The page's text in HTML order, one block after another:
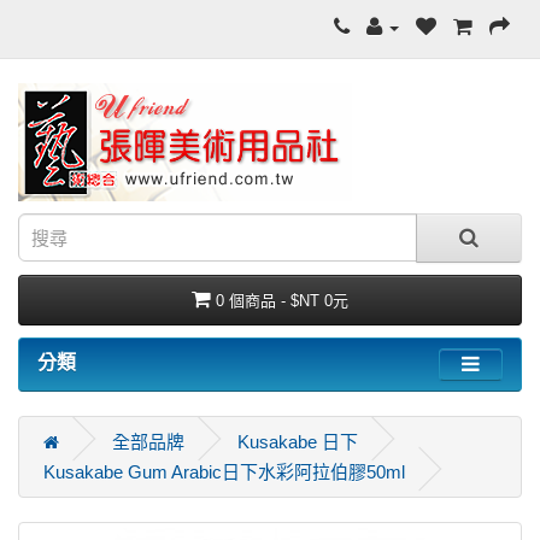
0 個商品 - $NT 0元
分類
全部品牌
Kusakabe 日下
Kusakabe Gum Arabic日下水彩阿拉伯膠50ml